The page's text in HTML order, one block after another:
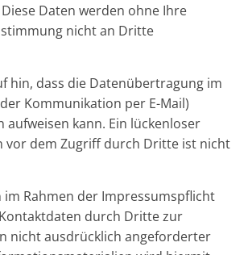
Daten werden ohne Ihre
nicht an Dritte
hin, dass die Datenübertragung im
Kommunikation per E-Mail)
aufweisen kann. Ein lückenloser
vor dem Zugriff durch Dritte ist nicht
im Rahmen der Impressumspflicht
durch Dritte zur
nicht ausdrücklich angeforderter